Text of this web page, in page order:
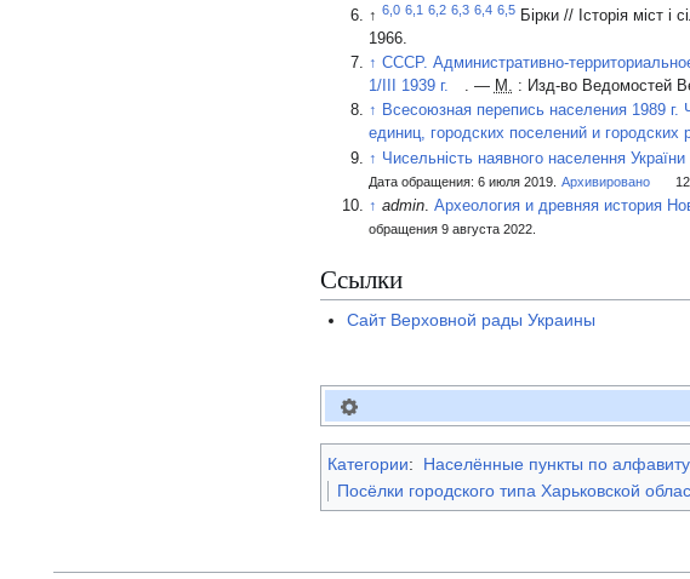
↑6,0 6,1 6,2 6,3 6,4 6,5 Бірки // Історія міст
1966.
↑ СССР. Административно-
1/III 1939 г.
. — М. : Изд-во Ведомостей
↑ Всесоюзная перепись населения 1989 г.
единиц, городских поселений и городских
↑ Чисельність наявного населення
Дата обращения: 6 июля 2019. Архивировано
↑ admin .Археология и древняя история
обращения 9 августа 2022.
Ссылки
Сайт Верховной рады Украины
Категории: Населённые пункты по алфавиту
Посёлки городского типа Харьковской